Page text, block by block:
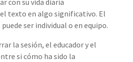
texto en algo significativo. El
ser individual o en equipo.
la sesión, el educador y el
si cómo ha sido la